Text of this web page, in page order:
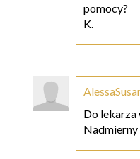
pomocy?
K.
Do lekarza
Nadmierny